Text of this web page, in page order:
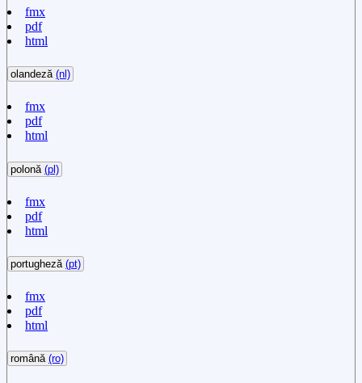
fmx
pdf
html
olandeză (nl)
fmx
pdf
html
polonă (pl)
fmx
pdf
html
portugheză (pt)
fmx
pdf
html
română (ro)